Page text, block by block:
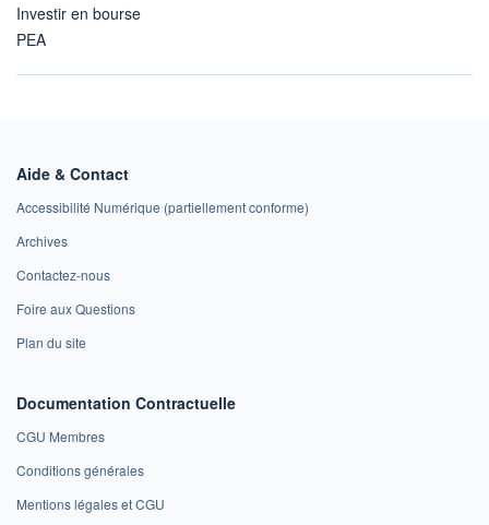
Investir en bourse
PEA
Aide & Contact
Accessibilité Numérique (partiellement conforme)
Archives
Contactez-nous
Foire aux Questions
Plan du site
Documentation Contractuelle
CGU Membres
Conditions générales
Mentions légales et CGU